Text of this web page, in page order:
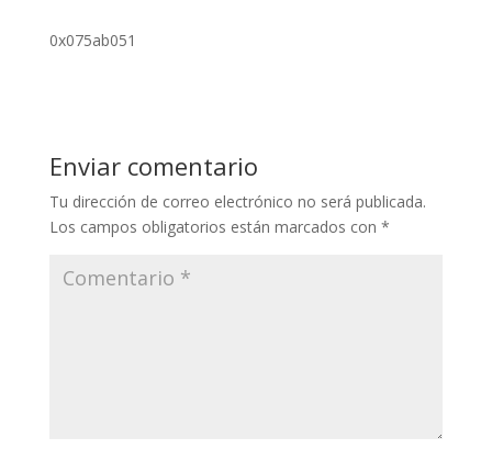
0x075ab051
Enviar comentario
Tu dirección de correo electrónico no será publicada.
Los campos obligatorios están marcados con *